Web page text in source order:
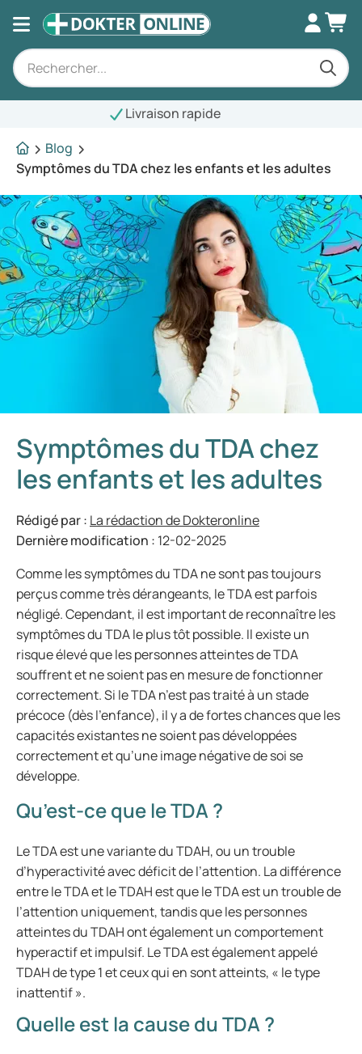
Blog
Symptômes du TDA chez les enfants et les adultes
Symptômes du TDA chez
les enfants et les adultes
Rédigé par : La rédaction de Dokteronline
Dernière modification : 12-02-2025
Comme les symptômes du TDA ne sont pas toujours
perçus comme très dérangeants, le TDA est parfois
négligé. Cependant, il est important de reconnaître les
symptômes du TDA le plus tôt possible. Il existe un
risque élevé que les personnes atteintes de TDA
souffrent et ne soient pas en mesure de fonctionner
correctement. Si le TDA n’est pas traité à un stade
précoce (dès l’enfance), il y a de fortes chances que les
capacités existantes ne soient pas développées
correctement et qu’une image négative de soi se
développe.
Qu’est-ce que le TDA ?
Le TDA est une variante du TDAH, ou un trouble
d’hyperactivité avec déficit de l’attention. La différence
entre le TDA et le TDAH est que le TDA est un trouble de
l’attention uniquement, tandis que les personnes
atteintes du TDAH ont également un comportement
hyperactif et impulsif. Le TDA est également appelé
TDAH de type 1 et ceux qui en sont atteints, « le type
inattentif ».
Quelle est la cause du TDA ?